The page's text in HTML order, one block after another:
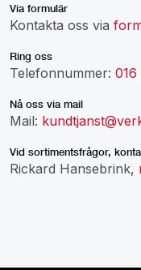
Via formulär
Kontakta oss via
Ring oss
Telefonnummer: 016
Nå oss via mail
Mail:
Vid sortimentsfrågor,
Rickard Hansebrink,